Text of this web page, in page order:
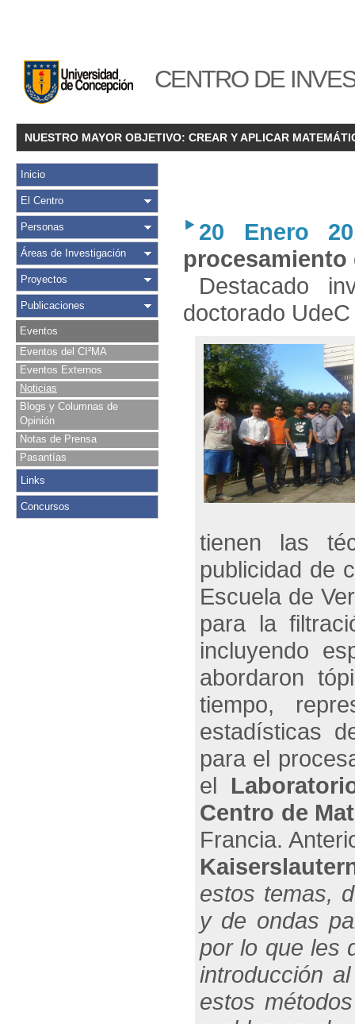
CENTRO DE
NUESTRO MAYOR OBJETIVO: CREAR Y APLICAR
Inicio
El Centro
Personas
Áreas de Investigación
Proyectos
Publicaciones
Eventos
Eventos del CI²MA
Eventos Externos
Noticias
Blogs y Columnas de
Opinión
Notas de Prensa
Pasantías
Links
Concursos
20 Enero
procesamiento
Destacado
doctorado UdeC
tienen las
publicidad de
Escuela de
para la
incluyendo
abordaron
tiempo,
estadísticas
para el
el
Centro de
Francia.
estos temas,
y de ondas
por lo que les
introducción
estos